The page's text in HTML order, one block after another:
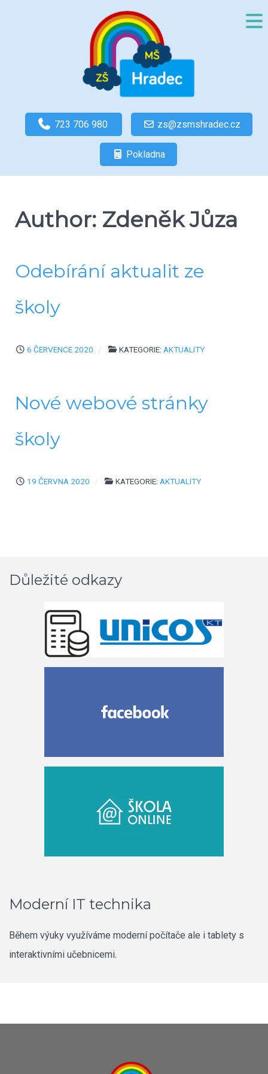
723 706 980 zs@zsmshradec.cz
Pokladna
Author: Zdeněk Jůza
Odebírání aktualit ze
školy
6 ČERVENCE 2020 KATEGORIE: AKTUALITY
Nové webové stránky
školy
19 ČERVNA 2020 KATEGORIE: AKTUALITY
Důležité odkazy
Moderní IT technika
Během výuky využíváme moderní počítače ale i tablety s
interaktivními učebnicemi.